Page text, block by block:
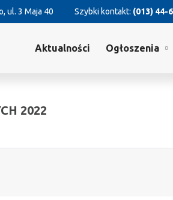
ul. 3 Maja 40 Szybki kontakt: (013) 44-
Aktualności Ogłoszenia
2022